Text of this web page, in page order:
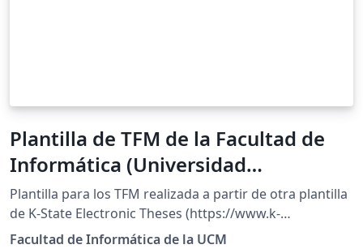
Plantilla de TFM de la Facultad de
Informática (Universidad
Complutense de Madrid)
Plantilla para los TFM realizada a partir de otra plantilla
de K-State Electronic Theses (https://www.k-
state.edu/grad/etdr/template/) Versión original
Facultad de Informática de la UCM